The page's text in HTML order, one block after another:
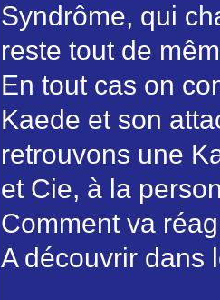
Syndrôme, qui
reste tout de
En tout cas on
Kaede et son
retrouvons une
et Cie, à la
Comment va
A découvrir dans